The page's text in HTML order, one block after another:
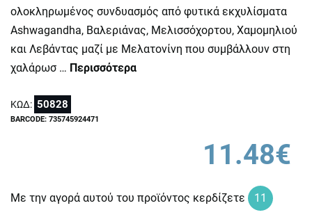
ολοκληρωμένος συνδυασμός από φυτικά εκχυλίσματα
Ashwagandha, Βαλεριάνας, Μελισσόχορτου, Χαμομηλιού
και Λεβάντας μαζί με Μελατονίνη που συμβάλλουν στη
χαλάρωσ … Περισσότερα
ΚΩΔ: 50828
BARCODE: 735745924471
11.48€
Με την αγορά αυτού του προϊόντος κερδίζετε
11